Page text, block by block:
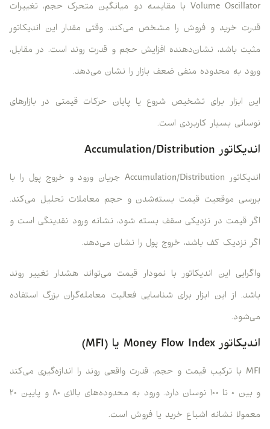
Volume Oscillator با مقایسه دو میانگین متحرک حجم، تغییرات
قدرت خرید و فروش را مشخص می‌کند. وقتی مقدار این اندیکاتور
مثبت باشد، نشان‌دهنده افزایش حجم و قدرت روند است. در مقابل،
ورود به محدوده منفی ضعف بازار را نشان می‌دهد.
این ابزار برای تشخیص شروع یا پایان حرکات قیمتی در بازارهای
نوسانی بسیار کاربردی است.
اندیکاتور Accumulation/Distribution
اندیکاتور Accumulation/Distribution جریان ورود و خروج پول را با
بررسی موقعیت قیمت بسته‌شدن و حجم معاملات تحلیل می‌کند.
اگر قیمت در نزدیکی سقف بسته شود، نشانه ورود نقدینگی است و
اگر نزدیک کف باشد، خروج پول را نشان می‌دهد.
واگرایی این اندیکاتور با نمودار قیمت می‌تواند هشدار تغییر روند
باشد. از این ابزار برای شناسایی فعالیت معامله‌گران بزرگ استفاده
می‌شود.
اندیکاتور Money Flow Index یا (MFI)
MFI با ترکیب قیمت و حجم، قدرت واقعی روند را اندازه‌گیری می‌کند
و بین ۰ تا ۱۰۰ نوسان دارد. ورود به محدوده‌های بالای ۸۰ و پایین ۲۰
معمولا نشانه اشباع خرید یا فروش است.